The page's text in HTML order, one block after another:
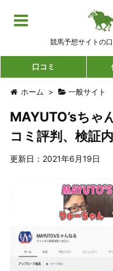
競馬予想サイトの
口コミ
ホーム > 一般サイト
MAYUTO’sちゃ
コミ評判、検証
更新日：2021年6月19日